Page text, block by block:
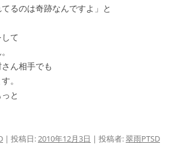
るのは奇跡なんですよ」と
て
ん相手でも
。
と
| 投稿日:2010年12月3日 | 投稿者:翠雨PTSD